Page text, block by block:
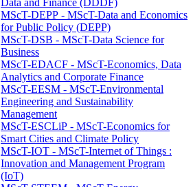
Data and Finance (DDDF)
MScT-DEPP - MScT-Data and Economics
for Public Policy (DEPP)
MScT-DSB - MScT-Data Science for
Business
MScT-EDACF - MScT-Economics, Data
Analytics and Corporate Finance
MScT-EESM - MScT-Environmental
Engineering and Sustainability
Management
MScT-ESCLiP - MScT-Economics for
Smart Cities and Climate Policy
MScT-IOT - MScT-Internet of Things :
Innovation and Management Program
(IoT)